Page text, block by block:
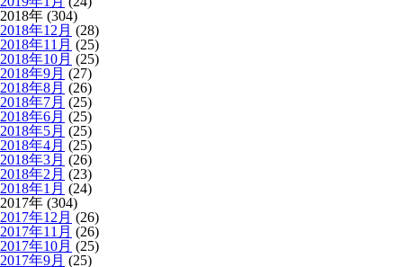
2018年 (304)
2018年12月 (28)
2018年11月 (25)
2018年10月 (25)
2018年9月 (27)
2018年8月 (26)
2018年7月 (25)
2018年6月 (25)
2018年5月 (25)
2018年4月 (25)
2018年3月 (26)
2018年2月 (23)
2018年1月 (24)
2017年 (304)
2017年12月 (26)
2017年11月 (26)
2017年10月 (25)
2017年9月 (25)